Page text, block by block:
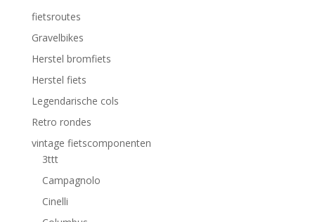
fietsroutes
Gravelbikes
Herstel bromfiets
Herstel fiets
Legendarische cols
Retro rondes
vintage fietscomponenten
3ttt
Campagnolo
Cinelli